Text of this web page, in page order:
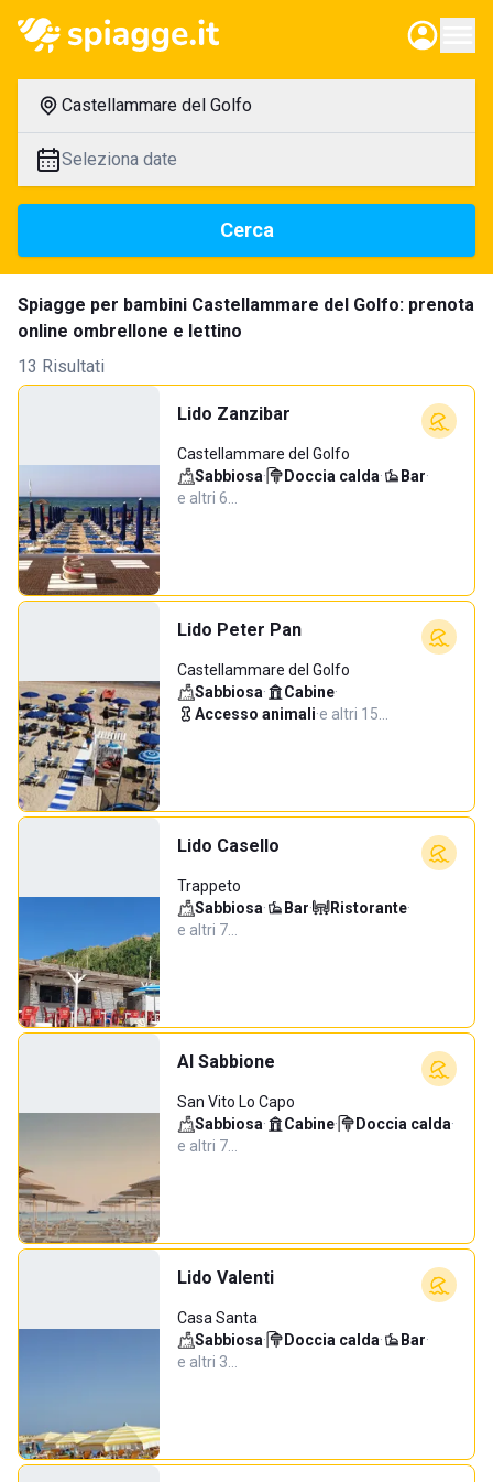
Castellammare del Golfo
Seleziona date
Cerca
Spiagge per bambini Castellammare del Golfo: prenota
online ombrellone e lettino
13 Risultati
Lido Zanzibar
Castellammare del Golfo
Sabbiosa· Doccia calda· Bar·
e altri 6…
Lido Peter Pan
Castellammare del Golfo
Sabbiosa· Cabine·
Accesso animali·e altri 15…
Lido Casello
Trappeto
Sabbiosa· Bar· Ristorante·
e altri 7…
Al Sabbione
San Vito Lo Capo
Sabbiosa· Cabine· Doccia calda·
e altri 7…
Lido Valenti
Casa Santa
Sabbiosa· Doccia calda· Bar·
e altri 3…